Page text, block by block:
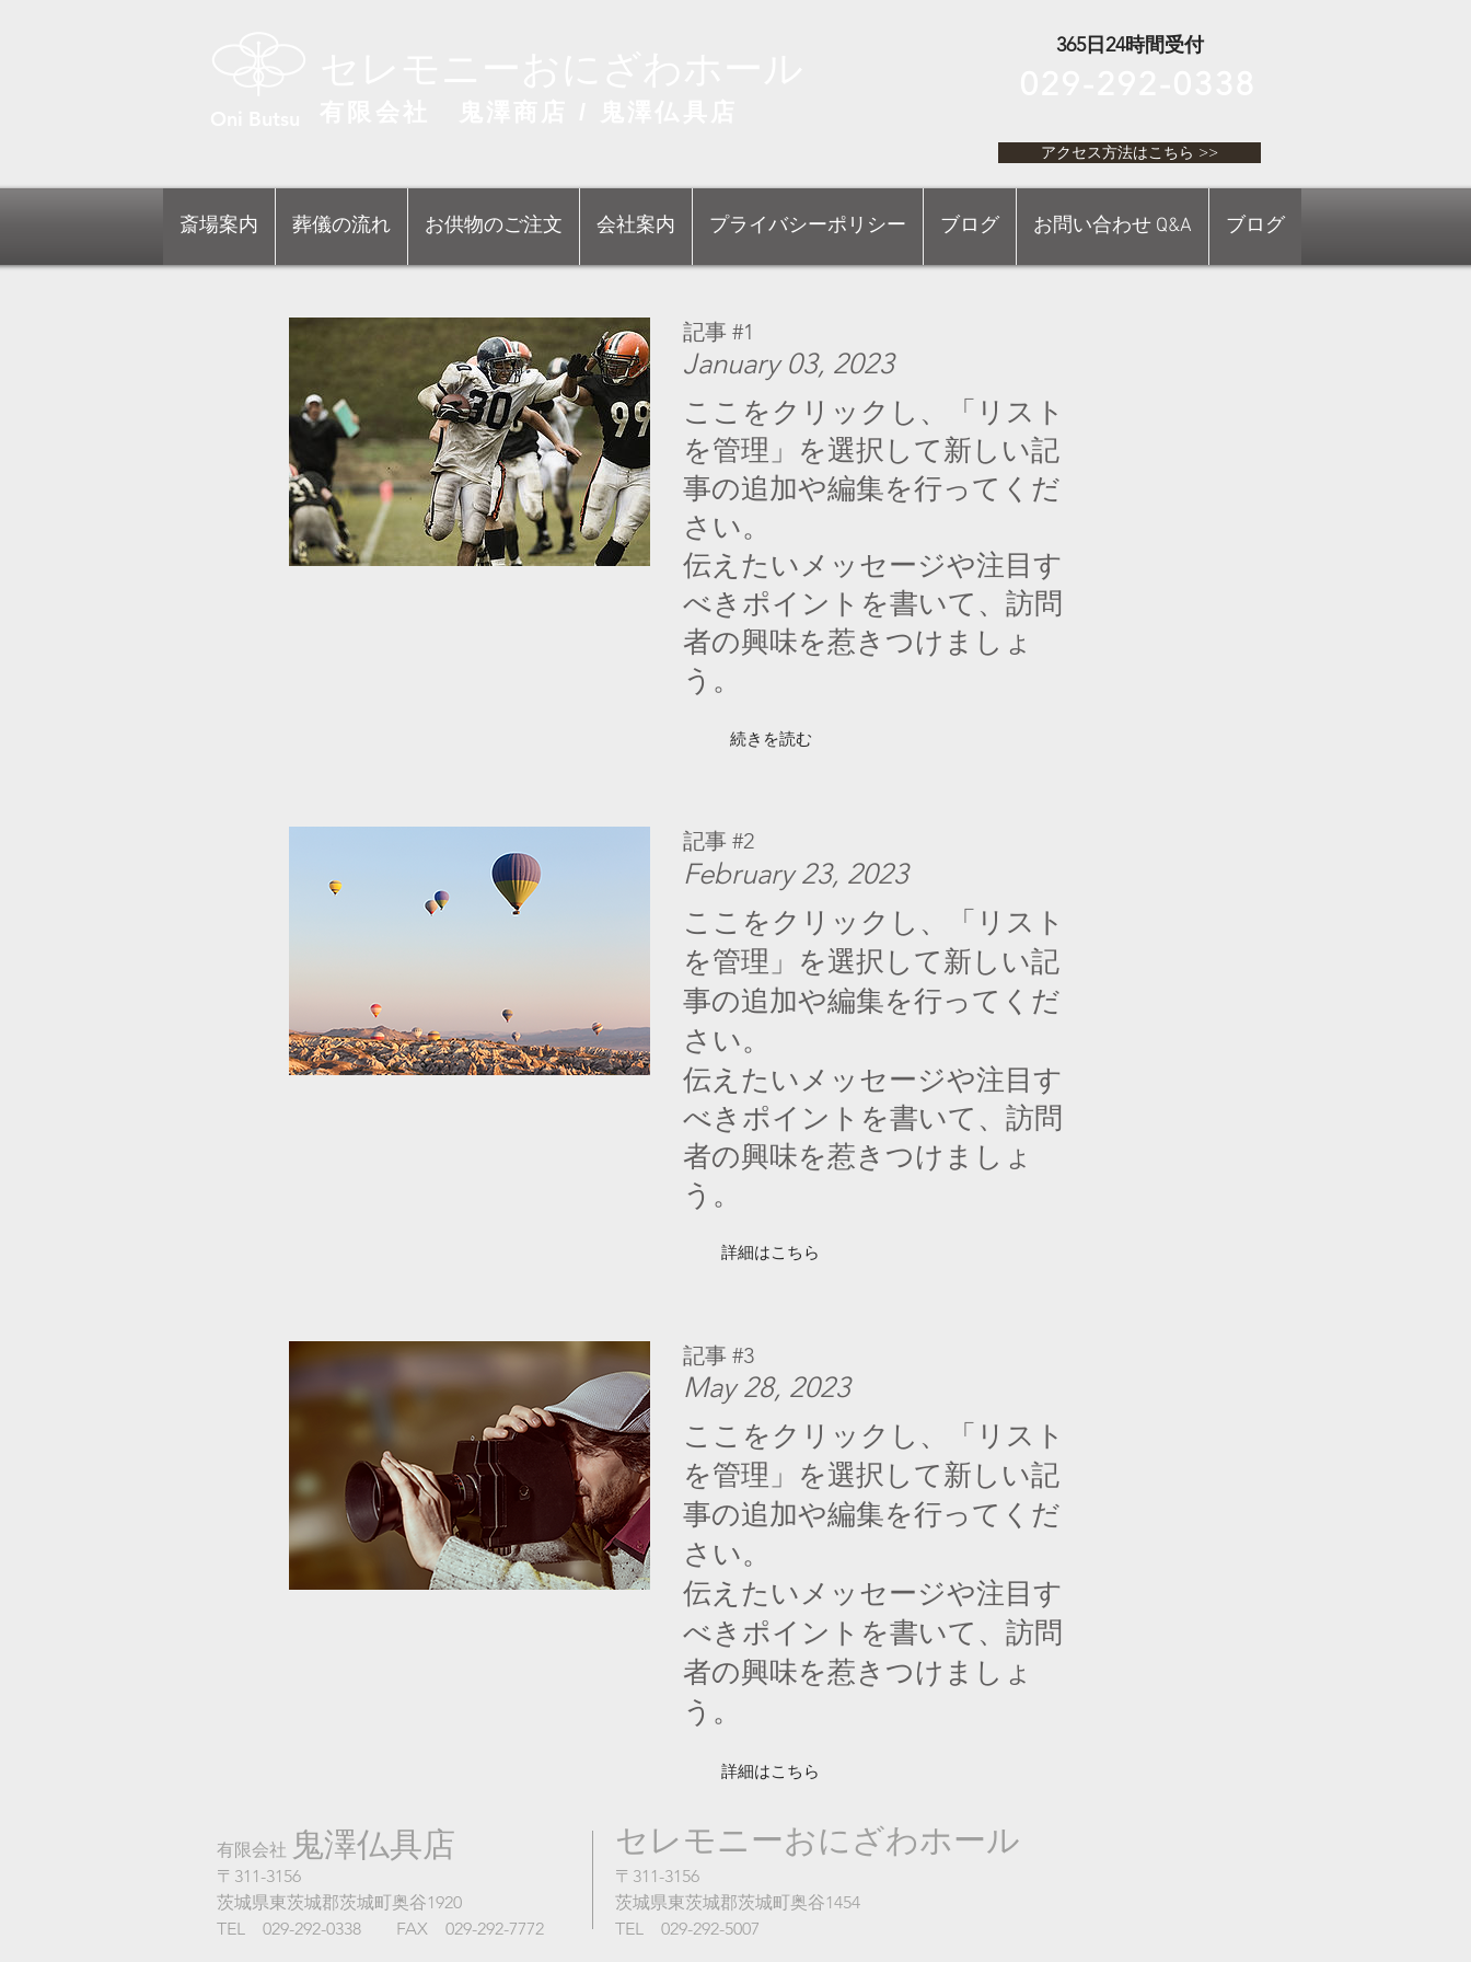
365日24時間受付
アクセス方法はこちら >>
斎場案内 葬儀の流れ お供物のご注文 会社案内 プライバシーポリシー ブログ お問い合わせ Q&A ブログ
記事 #1
January 03, 2023
ここをクリックし、「リスト
を管理」を選択して新しい記
事の追加や編集を行ってくだ
さい。
伝えたいメッセージや注目す
べきポイントを書いて、訪問
者の興味を惹きつけましょ
う。
続きを読む
記事 #2
February 23, 2023
ここをクリックし、「リスト
を管理」を選択して新しい記
事の追加や編集を行ってくだ
さい。
伝えたいメッセージや注目す
べきポイントを書いて、訪問
者の興味を惹きつけましょ
う。
詳細はこちら
記事 #3
May 28, 2023
ここをクリックし、「リスト
を管理」を選択して新しい記
事の追加や編集を行ってくだ
さい。
伝えたいメッセージや注目す
べきポイントを書いて、訪問
者の興味を惹きつけましょ
う。
詳細はこちら
有限会社 鬼澤仏具店
〒311-3156
茨城県東茨城郡茨城町奥谷1920
TEL 029-292-0338 ​FAX 029-292-7772
セレモニーおにざわホール
〒311-3156
茨城県東茨城郡茨城町奥谷1454
TEL 029-292-5007